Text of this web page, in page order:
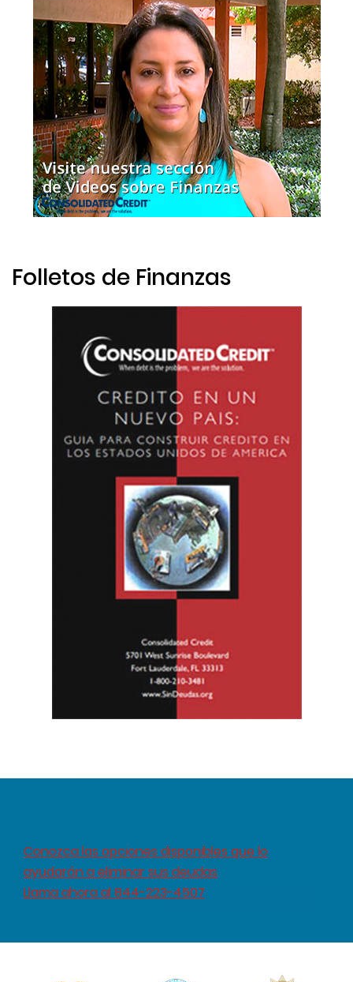
Folletos de Finanzas
Conozca las opciones disponibles que lo
ayudarán a eliminar sus deudas
Llama ahora al 844-223-4507